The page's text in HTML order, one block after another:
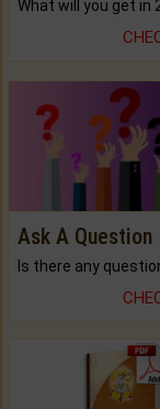
Ask A Question